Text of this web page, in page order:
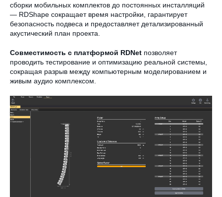
сборки мобильных комплектов до постоянных инсталляций
— RDShape сокращает время настройки, гарантирует
безопасность подвеса и предоставляет детализированный
акустический план проекта.
Совместимость с платформой RDNet позволяет
проводить тестирование и оптимизацию реальной системы,
сокращая разрыв между компьютерным моделированием и
живым аудио комплексом.